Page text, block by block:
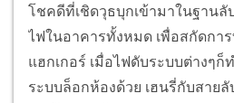
โชคดีที่เชิดวุธบุกเข้ามาในฐาน
ไฟในอาคารทั้งหมด เพื่อสกัดกา
แฮกเกอร์ เมื่อไฟดับระบบต่างๆก็
ระบบล็อกห้องด้วย เฮนรี่กับสาย